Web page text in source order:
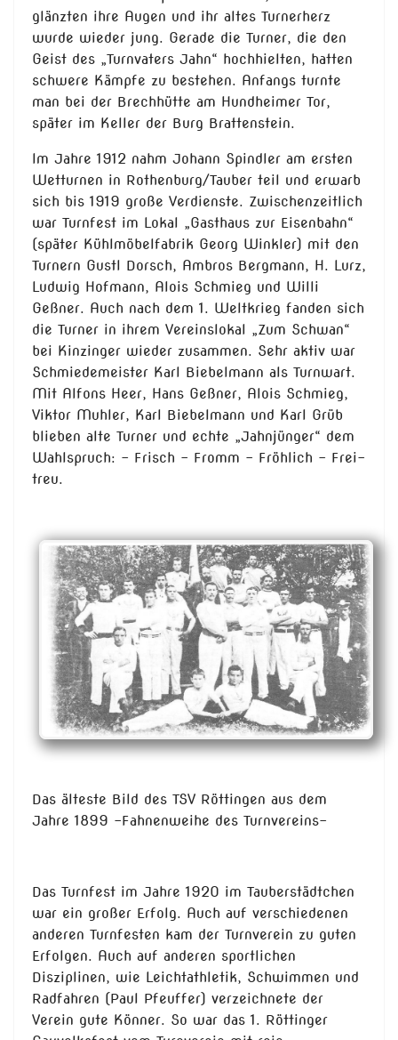
glänzten ihre Augen und ihr altes Turnerherz
wurde wieder jung. Gerade die Turner, die den
Geist des „Turnvaters Jahn“ hochhielten, hatten
schwere Kämpfe zu bestehen. Anfangs turnte
man bei der Brechhütte am Hundheimer Tor,
später im Keller der Burg Brattenstein.
Im Jahre 1912 nahm Johann Spindler am ersten
Wetturnen in Rothenburg/Tauber teil und erwarb
sich bis 1919 große Verdienste. Zwischenzeitlich
war Turnfest im Lokal „Gasthaus zur Eisenbahn“
(später Kühlmöbelfabrik Georg Winkler) mit den
Turnern Gustl Dorsch, Ambros Bergmann, H. Lurz,
Ludwig Hofmann, Alois Schmieg und Willi
Geßner. Auch nach dem 1. Weltkrieg fanden sich
die Turner in ihrem Vereinslokal „Zum Schwan“
bei Kinzinger wieder zusammen. Sehr aktiv war
Schmiedemeister Karl Biebelmann als Turnwart.
Mit Alfons Heer, Hans Geßner, Alois Schmieg,
Viktor Muhler, Karl Biebelmann und Karl Grüb
blieben alte Turner und echte „Jahnjünger“ dem
Wahlspruch: - Frisch – Fromm – Fröhlich - Frei-
treu.
Das älteste Bild des TSV Röttingen aus dem
Jahre 1899 –Fahnenweihe des Turnvereins-
Das Turnfest im Jahre 1920 im Tauberstädtchen
war ein großer Erfolg. Auch auf verschiedenen
anderen Turnfesten kam der Turnverein zu guten
Erfolgen. Auch auf anderen sportlichen
Disziplinen, wie Leichtathletik, Schwimmen und
Radfahren (Paul Pfeuffer) verzeichnete der
Verein gute Könner. So war das 1. Röttinger